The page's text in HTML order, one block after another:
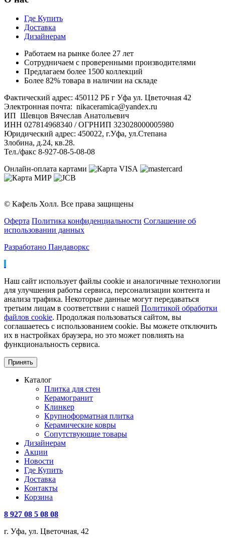
Где Купить
Доставка
Дизайнерам
Работаем на рынке более 27 лет
Сотрудничаем с проверенными производителями
Предлагаем более 1500 коллекций
Более 82% товара в наличии на складе
Фактический адрес: 450112 РБ г Уфа ул. Цветочная 42
Электронная почта: nikaceramica@yandex.ru
ИП Шевцов Вячеслав Анатольевич
ИНН 027814968340 / ОГРНИП 323028000005980
Юридический адрес: 450022, г.Уфа, ул.Степана
Злобина, д.24, кв.28.
Тел./факс 8-927-08-5-08-08
Онлайн-оплата картами
© Кафель Холл. Все права защищены
Оферта Политика конфиденциальности Соглашение об
использовании данных
Разработано Пандаворкс
Наш сайт использует файлы cookie и аналогичные технологии
для улучшения работы сервиса, персонализации контента и
анализа трафика. Некоторые данные могут передаваться
третьим лицам в соответствии с нашей Политикой обработки
файлов cookie. Продолжая пользоваться сайтом, вы
соглашаетесь с использованием cookie. Вы можете отключить
их в настройках браузера, но это может повлиять на
функциональность сервиса.
Принять
Каталог
Плитка для стен
Керамогранит
Клинкер
Крупноформатная плитка
Керамические ковры
Сопутствующие товары
Дизайнерам
Акции
Новости
Где Купить
Доставка
Контакты
Корзина
8 927 08 5 08 08
г. Уфа, ул. Цветочная, 42